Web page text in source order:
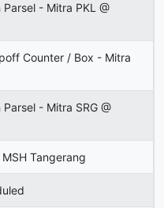
- Mitra PKL @
Counter / Box - Mitra
- Mitra SRG @
Tangerang